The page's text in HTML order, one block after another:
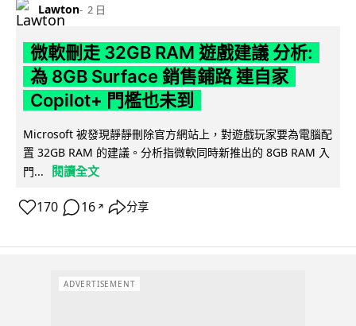
Lawton 2 日
微軟刪走 32GB RAM 遊戲建議 分析:
為 8GB Surface 銷售鋪路 連自家
Copilot+ 門檻也未到
Microsoft 被發現靜靜刪除官方網站上，對遊戲玩家要為電腦配
置 32GB RAM 的建議。分析指微軟同時新推出的 8GB RAM 入
門...
閱讀全文
170 16 ↗ 分享
ADVERTISEMENT